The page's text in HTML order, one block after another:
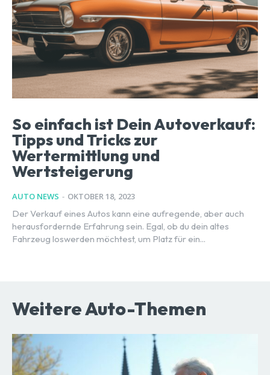
So einfach ist Dein Autoverkauf:
Tipps und Tricks zur
Wertermittlung und
Wertsteigerung
AUTO NEWS - OKTOBER 18, 2023
Der Verkauf eines Autos kann eine aufregende, aber auch
herausfordernde Erfahrung sein. Egal, ob du dein altes
Fahrzeug loswerden möchtest, um Platz für ein...
Weitere Auto-Themen